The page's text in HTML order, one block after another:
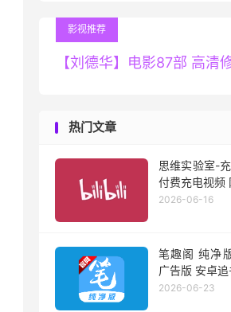
影视推荐
【刘德华】电影87部 高清
热门文章
思维实验室-
付费充电视频
2026-06-16
笔趣阁 纯净
广告版 安卓
2026-06-23